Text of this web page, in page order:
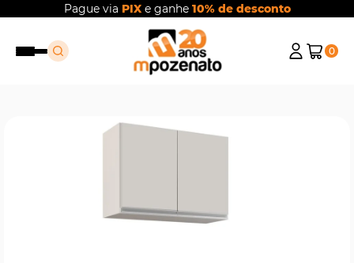
Pague via PIXe ganhe 10% de desconto
0